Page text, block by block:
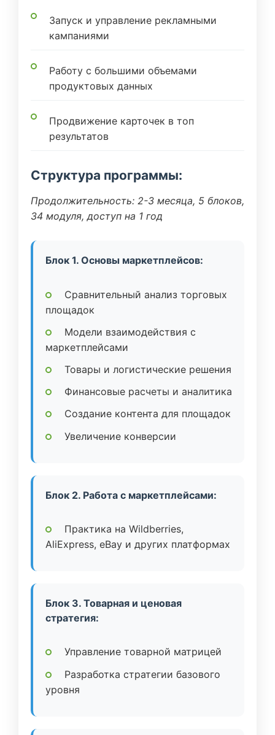
Запуск и управление рекламными
кампаниями
Работу с большими объемами
продуктовых данных
Продвижение карточек в топ
результатов
Структура программы:
Продолжительность: 2-3 месяца, 5 блоков,
34 модуля, доступ на 1 год
Блок 1. Основы маркетплейсов:
Сравнительный анализ торговых
площадок
Модели взаимодействия с
маркетплейсами
Товары и логистические решения
Финансовые расчеты и аналитика
Создание контента для площадок
Увеличение конверсии
Блок 2. Работа с маркетплейсами:
Практика на Wildberries,
AliExpress, eBay и других платформах
Блок 3. Товарная и ценовая
стратегия:
Управление товарной матрицей
Разработка стратегии базового
уровня